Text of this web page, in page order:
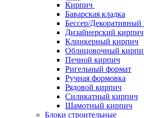
Кирпич
Баварская кладка
Бессер/
Дизайнерский кирпич
Клинкерный кирпич
Облицовочный
Печной кирпич
Ригельный формат
Ручная формовка
Рядовой кирпич
Силикатный кирпич
Шамотный кирпич
Блоки строительные